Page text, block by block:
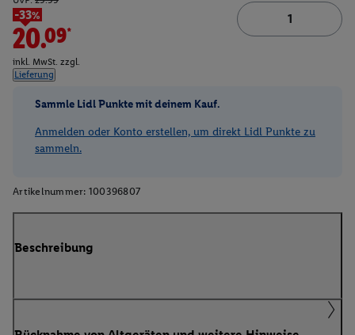
-33%
20.09*
inkl. MwSt. zzgl.
Lieferung
Sammle Lidl Punkte mit deinem Kauf.
Anmelden oder Konto erstellen, um direkt Lidl Punkte zu
sammeln.
Artikelnummer: 100396807
Beschreibung